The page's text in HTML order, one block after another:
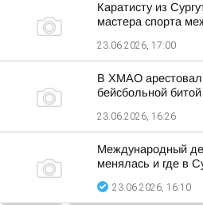
Каратисту из
мастера спорта
23.06.2026, 17:00
В ХМАО
бейсбольной
23.06.2026, 16:26
Международный
менялась и где в
23.06.2026, 16:10